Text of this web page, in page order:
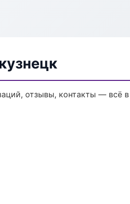
отзывы, контакты — всё